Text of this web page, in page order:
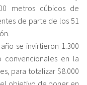
metros cúbicos de
de parte de los 51
se invirtieron 1.300
convencionales en la
para totalizar $8.000